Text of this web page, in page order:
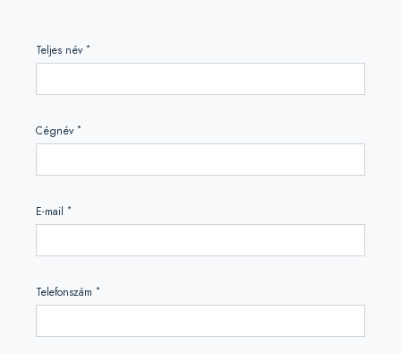
Teljes név *
Cégnév *
E-mail *
Telefonszám *